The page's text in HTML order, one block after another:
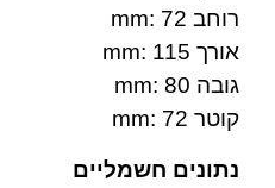
רוחב mm: 72
אורך mm: 115
גובה mm: 80
קוטר mm: 72
נתונים חשמליים